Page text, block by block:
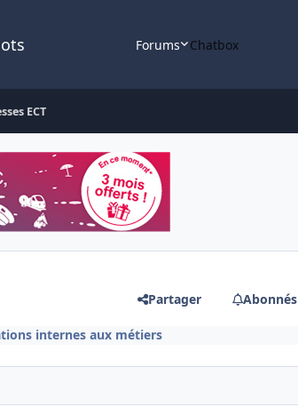
Forums Chatbox
ECT
Partager Abonnés
internes aux métiers